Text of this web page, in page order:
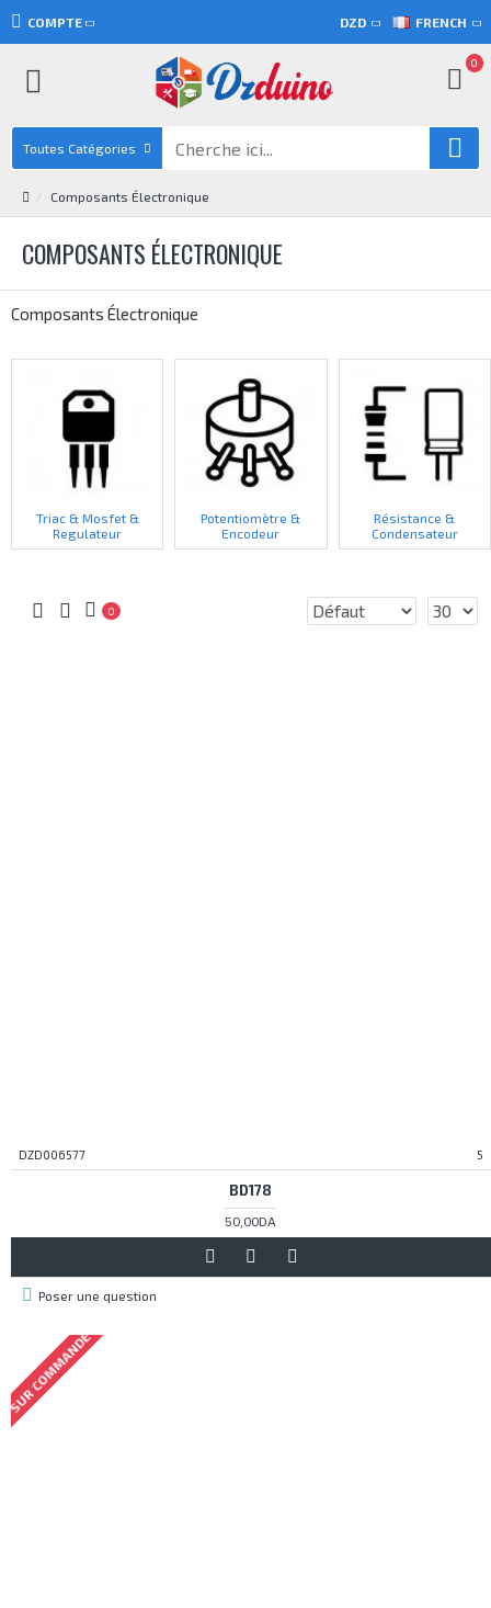
COMPTE DZD FRENCH
0
Toutes Catégories
Composants Électronique
COMPOSANTS ÉLECTRONIQUE
Composants Électronique
Triac & Mosfet &
Regulateur
Potentiomètre &
Encodeur
Résistance &
Condensateur
0
DZD006577 5
BD178
50,00DA
Poser une question
SUR COMMANDE